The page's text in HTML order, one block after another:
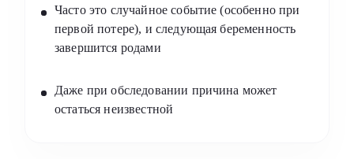
Часто это случайное событие (особенно при
первой потере), и следующая беременность
завершится родами
Даже при обследовании причина может
остаться неизвестной